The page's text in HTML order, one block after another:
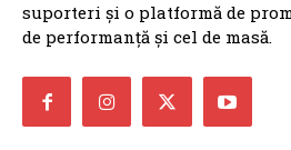
județul, cu accent pe
pasiune pentru sport. Ne
sportului doljean, un spațiu de
suporteri și o platformă de
de performanță și cel de masă.